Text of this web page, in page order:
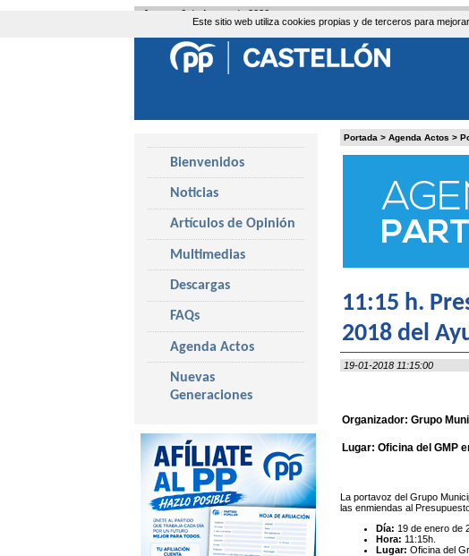
Este sitio web utiliza cookies propias y de terceros para
Portada > Agenda Actos >
11:15 h.
2018 del
19-01-2018 11:15:00
Organizador: Grupo
Lugar: Oficina del GMP
La portavoz del Grupo
las enmiendas al
Día: 19 de enero de
Hora: 11:15h.
Lugar: Oficina del
Bienvenidos
Noticias
Artículos de Opinión
Multimedias
Descargas
FAQs
Agenda Actos
Nuevas
Generaciones
Jueves, 6 de Agosto de 2026